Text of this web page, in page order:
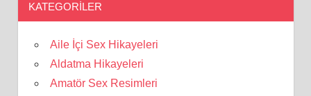
KATEGORILER
Aile İçi Sex Hikayeleri
Aldatma Hikayeleri
Amatör Sex Resimleri